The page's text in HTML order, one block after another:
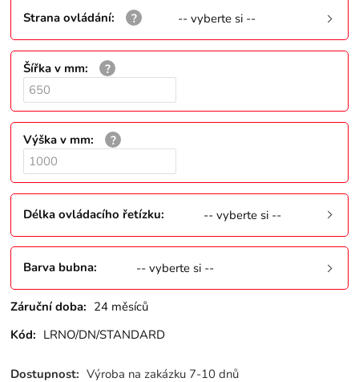
Strana ovládání: -- vyberte si --
Šířka v mm:
Výška v mm:
Délka ovládacího řetízku: -- vyberte si --
Barva bubna: -- vyberte si --
Záruční doba: 24 měsíců
Kód: LRNO/DN/STANDARD
Dostupnost: Výroba na zakázku 7-10 dnů